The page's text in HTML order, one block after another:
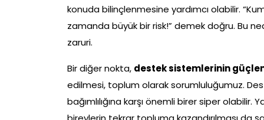
konuda bilinçlenmesine yardımcı olabilir.
zamanda büyük bir risk!” demek doğru. Bu
zaruri.
Bir diğer nokta, destek sistemlerinin
edilmesi, toplum olarak sorumluluğumuz.
bağımlılığına karşı önemli birer siper olabilir.